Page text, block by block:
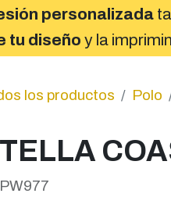
personalizada
tu diseño y la
los productos Polo